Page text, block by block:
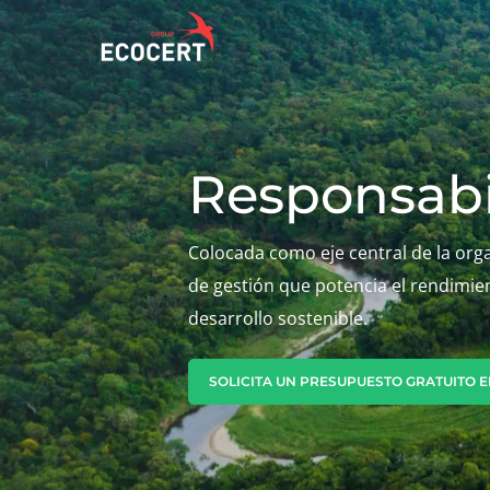
NUESTROS
SERVICIOS
Certificación
Formación
Consultoría
ECOCERT
¿Quiénes
somos?
Noticias
Carreras
Colocada como eje central de la
de gestión que potencia el
desarrollo sostenible.
SOLICITA UN PRESUPUESTO GRATUITO